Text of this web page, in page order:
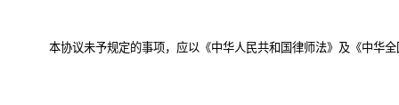
本协议未予规定的事项，应以《中华人民共和国律师法》及《中华